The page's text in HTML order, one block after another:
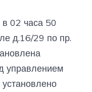
02 часа 50
д.16/29 по пр.
управлением
установлено